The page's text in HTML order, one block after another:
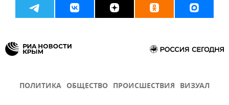
ПОЛИТИКА ОБЩЕСТВО ПРОИСШЕСТВИЯ ВИЗУАЛ